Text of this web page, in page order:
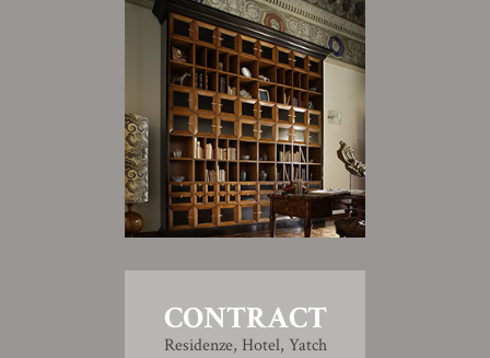
CONTRACT
Residenze, Hotel, Yatch